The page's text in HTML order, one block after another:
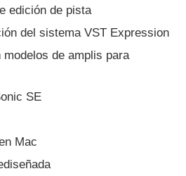
edición de pista
del sistema VST Expression
modelos de amplis para
SE
Mac